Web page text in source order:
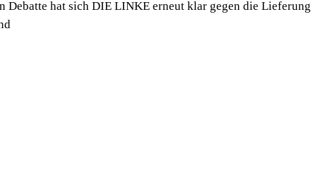
Debatte hat sich DIE LINKE erneut klar gegen die Lieferung